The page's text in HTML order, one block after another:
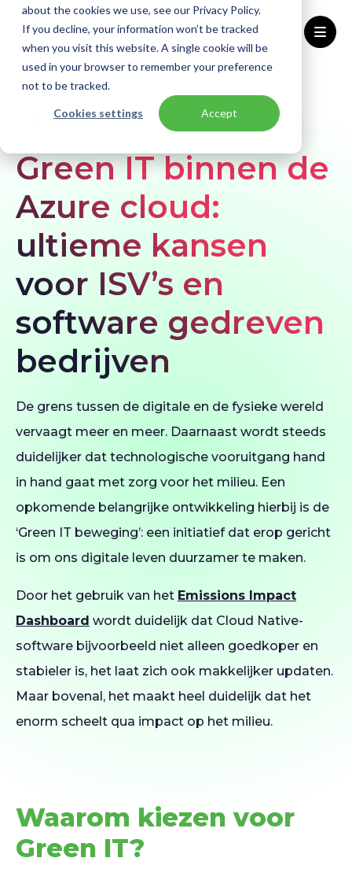
about the cookies we use, see our Privacy Policy.
If you decline, your information won’t be tracked
when you visit this website. A single cookie will be
used in your browser to remember your preference
not to be tracked.
Cookies settings Accept
Home Blogs Green IT binnen de Azure cloud: ultieme kansen voor ISV’s en software gedreven bedrijven
BLOG
Green IT binnen de
Azure cloud:
ultieme kansen
voor ISV’s en
software gedreven
bedrijven
De grens tussen de digitale en de fysieke wereld
vervaagt meer en meer. Daarnaast wordt steeds
duidelijker dat technologische vooruitgang hand
in hand gaat met zorg voor het milieu. Een
opkomende belangrijke ontwikkeling hierbij is de
‘Green IT beweging’: een initiatief dat erop gericht
is om ons digitale leven duurzamer te maken.
Door het gebruik van het Emissions Impact
Dashboard wordt duidelijk dat Cloud Native-
software bijvoorbeeld niet alleen goedkoper en
stabieler is, het laat zich ook makkelijker updaten.
Maar bovenal, het maakt heel duidelijk dat het
enorm scheelt qua impact op het milieu.
Waarom kiezen voor
Green IT?